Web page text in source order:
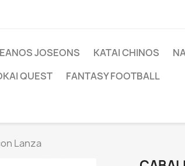
JOSEONS KATAI CHINOS
QUEST
FANTASY FOOTBALL
Lanza